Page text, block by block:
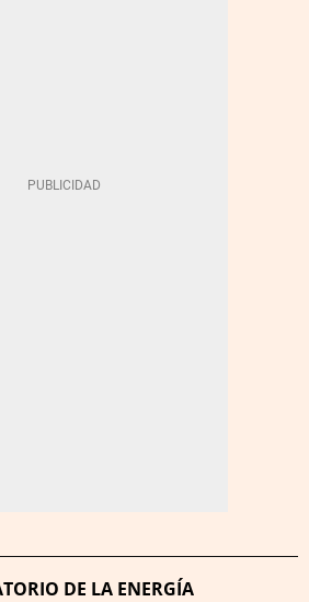
DE LA ENERGÍA